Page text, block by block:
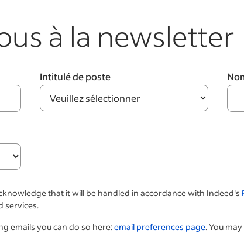
à la newsletter
Intitulé de poste
that it will be handled in accordance with Indeed's
services.
emails you can do so here:email preferences page. You